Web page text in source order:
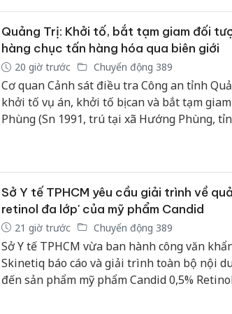
với các mặt hàng thiết yếu phục vụ sản
Quảng Trị: Khởi tố, bắt tạm giam đối
hàng chục tấn hàng hóa qua biên giới
20 giờ trước Chuyển động 389
Cơ quan Cảnh sát điều tra Công an tỉnh
khởi tố vụ án, khởi tố bị can và bắt tạm
Phùng (Sn 1991, trú tại xã Hướng Phùng,
Sở Y tế TPHCM yêu cầu giải trình về
retinol đa lớp' của mỹ phẩm Candid
21 giờ trước Chuyển động 389
Sở Y tế TPHCM vừa ban hành công văn
Skinetiq báo cáo và giải trình toàn bộ nội
đến sản phẩm mỹ phẩm Candid 0,5%